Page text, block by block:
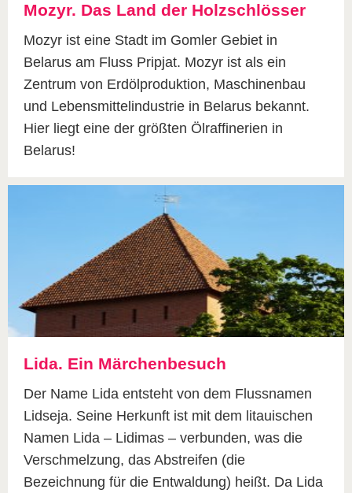
Mozyr. Das Land der Holzschlösser
Mozyr ist eine Stadt im Gomler Gebiet in
Belarus am Fluss Pripjat. Mozyr ist als ein
Zentrum von Erdölproduktion, Maschinenbau
und Lebensmittelindustrie in Belarus bekannt.
Hier liegt eine der größten Ölraffinerien in
Belarus!
Lida. Ein Märchenbesuch
Der Name Lida entsteht von dem Flussnamen
Lidseja. Seine Herkunft ist mit dem litauischen
Namen Lida – Lidimas – verbunden, was die
Verschmelzung, das Abstreifen (die
Bezeichnung für die Entwaldung) heißt. Da Lida